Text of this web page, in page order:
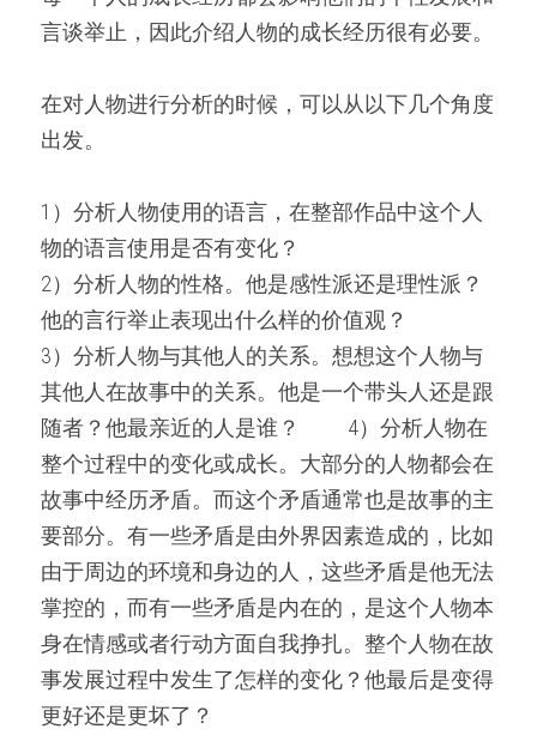
言谈举止，因此介绍人物的成长经历很有必要。
在对人物进行分析的时候，可以从以下几个角度
出发。
1）分析人物使用的语言，在整部作品中这个人
物的语言使用是否有变化？
2）分析人物的性格。他是感性派还是理性派？
他的言行举止表现出什么样的价值观？
3）分析人物与其他人的关系。想想这个人物与
其他人在故事中的关系。他是一个带头人还是跟
随者？他最亲近的人是谁？ 　　4）分析人物在
整个过程中的变化或成长。大部分的人物都会在
故事中经历矛盾。而这个矛盾通常也是故事的主
要部分。有一些矛盾是由外界因素造成的，比如
由于周边的环境和身边的人，这些矛盾是他无法
掌控的，而有一些矛盾是内在的，是这个人物本
身在情感或者行动方面自我挣扎。整个人物在故
事发展过程中发生了怎样的变化？他最后是变得
更好还是更坏了？